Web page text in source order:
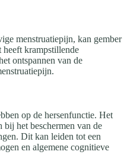
menstruatiepijn, kan gember
krampstillende
ontspannen van de
op de hersenfunctie. Het
het beschermen van de
Dit kan leiden tot een
en algemene cognitieve